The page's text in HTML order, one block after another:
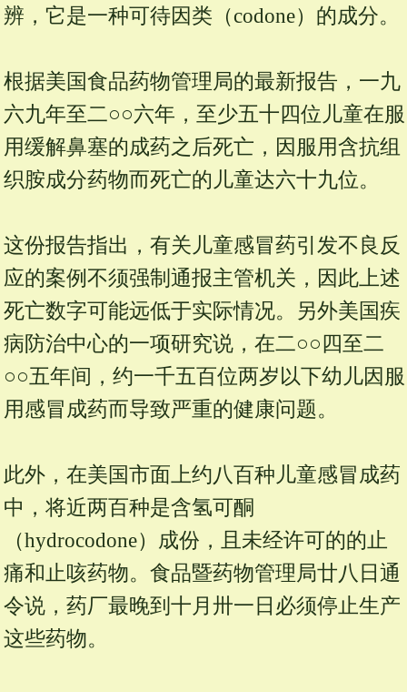
辨，它是一种可待因类（codone）的成分。
根据美国食品药物管理局的最新报告，一九
六九年至二○○六年，至少五十四位儿童在服
用缓解鼻塞的成药之后死亡，因服用含抗组
织胺成分药物而死亡的儿童达六十九位。
这份报告指出，有关儿童感冒药引发不良反
应的案例不须强制通报主管机关，因此上述
死亡数字可能远低于实际情况。另外美国疾
病防治中心的一项研究说，在二○○四至二
○○五年间，约一千五百位两岁以下幼儿因服
用感冒成药而导致严重的健康问题。
此外，在美国市面上约八百种儿童感冒成药
中，将近两百种是含氢可酮
（hydrocodone）成份，且未经许可的的止
痛和止咳药物。食品暨药物管理局廿八日通
令说，药厂最晚到十月卅一日必须停止生产
这些药物。